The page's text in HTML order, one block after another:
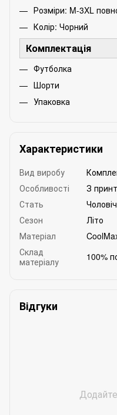
Розміри: M-3XL
Колір: Чорний
Комплектація
Футболка
Шорти
Упаковка
Характеристики
Вид виробу
Особливості
З
Стать
Сезон
Літо
Матеріал
Склад
матеріалу
100%
Відгуки